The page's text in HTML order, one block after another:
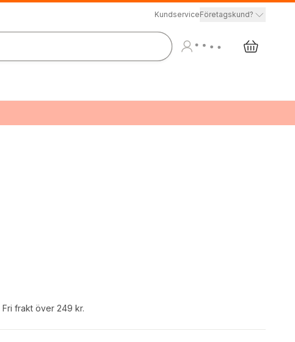
KundserviceFöretagskund?
Fri frakt över 249 kr.